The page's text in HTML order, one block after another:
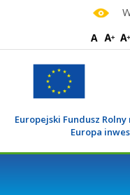
Europejski Fundusz
Europa